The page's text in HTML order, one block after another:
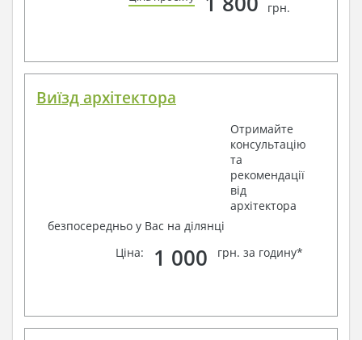
грн.
Виїзд архітектора
Отримайте
консультацію
та
рекомендації
від
архітектора
безпосередньо у Вас на ділянці
Ціна:
1 000 грн. за годину*